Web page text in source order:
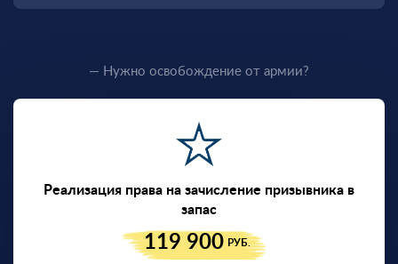
— Нужно освобождение от армии?
Реализация права на зачисление призывника в
запас
119 900 РУБ.